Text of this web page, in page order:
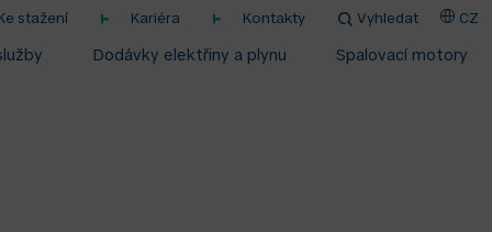
Ke stažení Kariéra Kontakty Vyhledat CZ
Dodávky elektřiny a plynu Spalovací motory